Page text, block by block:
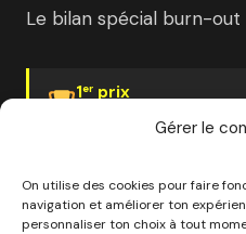
Gérer le
On utilise des cookies pour faire
navigation et améliorer ton
personnaliser ton choix à tout
Le bilan spécial burn-out
1er prix